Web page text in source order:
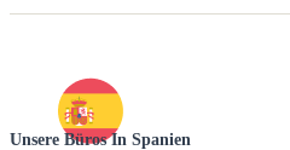
Unsere Büros In Spanien